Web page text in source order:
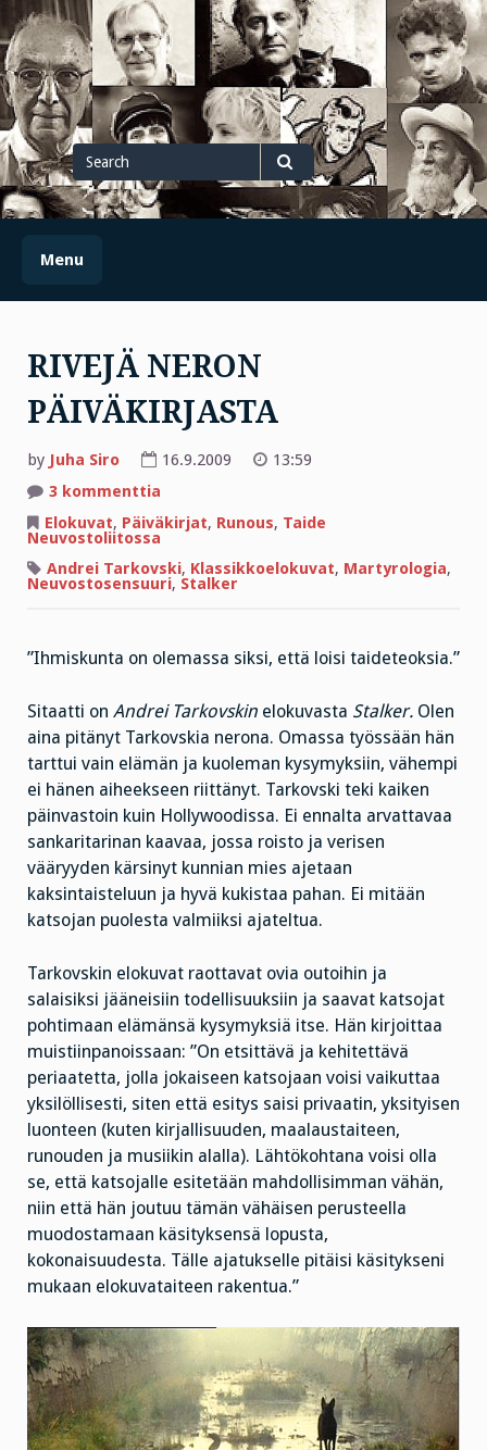
Skip
to
content
Search
for
Search
Menu
RIVEJÄ NERON
PÄIVÄKIRJASTA
by Juha Siro 16.9.2009
13:59
3 kommenttia
NERON
PÄIVÄKIRJASTA
Elokuvat, Päiväkirjat, Runous, Taide
Neuvostoliitossa
Andrei Tarkovski, Klassikkoelokuvat, Martyrologia,
Neuvostosensuuri, Stalker
”Ihmiskunta on olemassa siksi, että loisi taideteoksia.”
Sitaatti on Andrei Tarkovskin elokuvasta Stalker. Olen
aina pitänyt Tarkovskia nerona. Omassa työssään hän
tarttui vain elämän ja kuoleman kysymyksiin, vähempi
ei hänen aiheekseen riittänyt. Tarkovski teki kaiken
päinvastoin kuin Hollywoodissa. Ei ennalta arvattavaa
sankaritarinan kaavaa, jossa roisto ja verisen
vääryyden kärsinyt kunnian mies ajetaan
kaksintaisteluun ja hyvä kukistaa pahan. Ei mitään
katsojan puolesta valmiiksi ajateltua.
Tarkovskin elokuvat raottavat ovia outoihin ja
salaisiksi jääneisiin todellisuuksiin ja saavat katsojat
pohtimaan elämänsä kysymyksiä itse. Hän kirjoittaa
muistiinpanoissaan: ”On etsittävä ja kehitettävä
periaatetta, jolla jokaiseen katsojaan voisi vaikuttaa
yksilöllisesti, siten että esitys saisi privaatin, yksityisen
luonteen (kuten kirjallisuuden, maalaustaiteen,
runouden ja musiikin alalla). Lähtökohtana voisi olla
se, että katsojalle esitetään mahdollisimman vähän,
niin että hän joutuu tämän vähäisen perusteella
muodostamaan käsityksensä lopusta,
kokonaisuudesta. Tälle ajatukselle pitäisi käsitykseni
mukaan elokuvataiteen rakentua.”